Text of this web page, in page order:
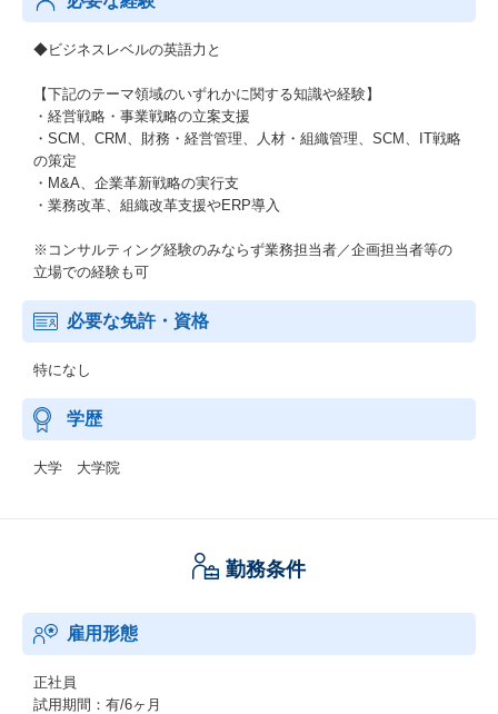
◆ビジネスレベルの英語力と
【下記のテーマ領域のいずれかに関する知識や経験】
・経営戦略・事業戦略の立案支援
・SCM、CRM、財務・経営管理、人材・組織管理、SCM、IT戦略
の策定
・M&A、企業革新戦略の実行支
・業務改革、組織改革支援やERP導入
※コンサルティング経験のみならず業務担当者／企画担当者等の
立場での経験も可
必要な免許・資格
特になし
学歴
大学 大学院
勤務条件
雇用形態
正社員
試用期間：有/6ヶ月